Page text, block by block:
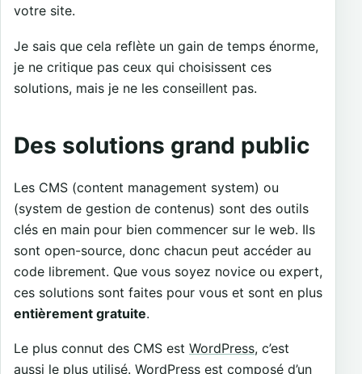
votre site.
Je sais que cela reflète un gain de temps énorme,
je ne critique pas ceux qui choisissent ces
solutions, mais je ne les conseillent pas.
Des solutions grand public
Les CMS (content management system) ou
(system de gestion de contenus) sont des outils
clés en main pour bien commencer sur le web. Ils
sont open-source, donc chacun peut accéder au
code librement. Que vous soyez novice ou expert,
ces solutions sont faites pour vous et sont en plus
entièrement gratuite.
Le plus connut des CMS est WordPress, c’est
aussi le plus utilisé. WordPress est composé d’un